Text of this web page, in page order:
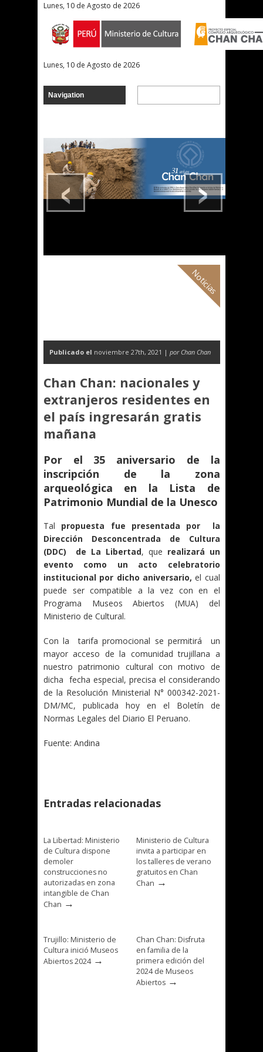
Lunes, 10 de Agosto de 2026
Lunes, 10 de Agosto de 2026
›
‹
Noticias
Publicado el noviembre 27th, 2021 | por Chan Chan
Chan Chan: nacionales y
extranjeros residentes en
el país ingresarán gratis
mañana
Por el 35 aniversario de la
inscripción de la zona
arqueológica en la Lista de
Patrimonio Mundial de la Unesco
Tal propuesta fue presentada por la
Dirección Desconcentrada de Cultura
(DDC) de La Libertad, que realizará un
evento como un acto celebratorio
institucional por dicho aniversario, el cual
puede ser compatible a la vez con en el
Programa Museos Abiertos (MUA) del
Ministerio de Cultural.
Con la tarifa promocional se permitirá un
mayor acceso de la comunidad trujillana a
nuestro patrimonio cultural con motivo de
dicha fecha especial, precisa el considerando
de la Resolución Ministerial N° 000342-2021-
DM/MC, publicada hoy en el Boletín de
Normas Legales del Diario El Peruano.
Fuente: Andina
Entradas relacionadas
La Libertad: Ministerio
de Cultura dispone
demoler
construcciones no
autorizadas en zona
intangible de Chan
Chan →
Ministerio de Cultura
invita a participar en
los talleres de verano
gratuitos en Chan
Chan →
Trujillo: Ministerio de
Cultura inició Museos
Abiertos 2024→
Chan Chan: Disfruta
en familia de la
primera edición del
2024 de Museos
Abiertos →